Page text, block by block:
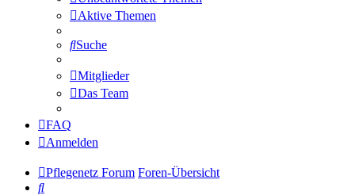
Aktive Themen
Suche
Mitglieder
Das Team
FAQ
Anmelden
Pflegenetz Forum Foren-Übersicht
Suche